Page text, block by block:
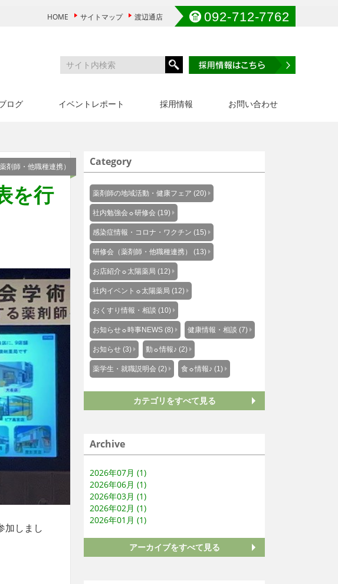
092-712-7762
HOME サイトマップ 渡辺通店
ログ イベントレポート 採用情報 お問い合わせ
剤師・他職種連携）
を行
加しまし
Category
薬剤師の地域活動・健康フェア (20)
社内勉強会☼研修会 (19)
感染症情報・コロナ・ワクチン (15)
研修会（薬剤師・他職種連携） (13)
お店紹介☼太陽薬局 (12)
社内イベント☼太陽薬局 (12)
おくすり情報・相談 (10)
お知らせ☼時事NEWS (8) 健康情報・相談 (7)
お知らせ (3) 動☼情報♪ (2)
薬学生・就職説明会 (2) 食☼情報♪ (1)
カテゴリをすべて見る
Archive
2026年07月 (1)
2026年06月 (1)
2026年03月 (1)
2026年02月 (1)
2026年01月 (1)
アーカイブをすべて見る